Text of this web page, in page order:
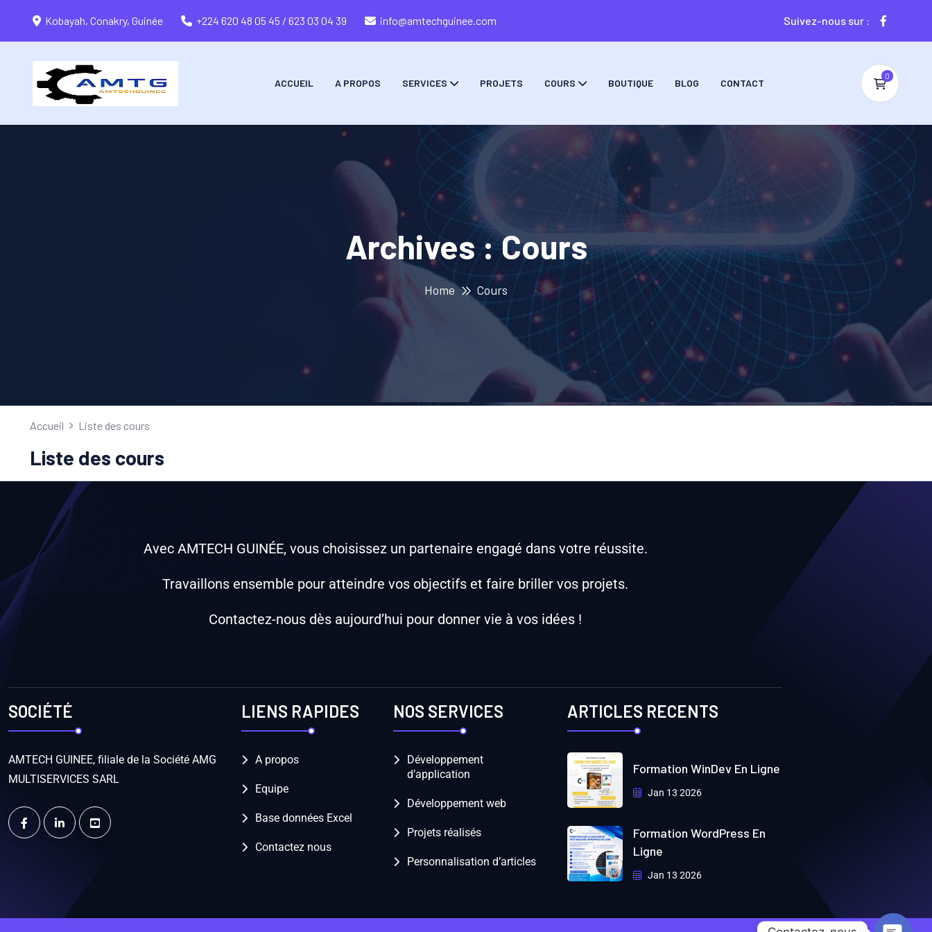
Kobayah, Conakry, Guinée +224 620 48 05 45 / 623 03 04 39 info@amtechguinee.com Suivez-nous sur :
ACCUEIL A PROPOS SERVICES PROJETS COURS BOUTIQUE BLOG CONTACT
0
Archives :Cours
Home Cours
Accueil Liste des cours
Liste des cours
Avec AMTECH GUINÉE, vous choisissez un partenaire engagé dans votre réussite.
Travaillons ensemble pour atteindre vos objectifs et faire briller vos projets.
Contactez-nous dès aujourd’hui pour donner vie à vos idées !
SOCIÉTÉ
AMTECH GUINEE, filiale de la Société AMG
MULTISERVICES SARL
LIENS RAPIDES
A propos
Equipe
Base données Excel
Contactez nous
NOS SERVICES
Développement
d’application
Développement web
Projets réalisés
Personnalisation d’articles
ARTICLES RECENTS
Formation WinDev En Ligne
Jan 13 2026
Formation WordPress En
Ligne
Jan 13 2026